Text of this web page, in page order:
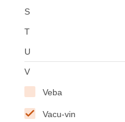
S
T
U
V
Veba
Vacu-vin